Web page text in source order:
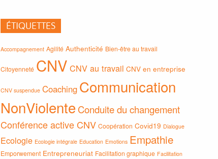
ÉTIQUETTES
Accompagnement Agilité Authenticité Bien-être au travail
Citoyenneté CNV CNV au travail CNV en entreprise
CNV suspendue Coaching Communication
NonViolenteConduite du changement
Conférence active CNV Coopération Covid19 Dialogue
Ecologie Ecologie intégrale Education Emotions Empathie
Emporwement Entrepreneuriat Facilitation graphique Facilitation